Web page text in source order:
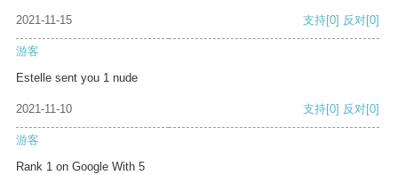
2021-11-15 支持[0] 反对[0]
游客
Estelle sent you 1 nude
2021-11-10 支持[0] 反对[0]
游客
Rank 1 on Google With 5